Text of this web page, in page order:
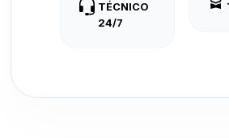
TÉCNICO
24/7